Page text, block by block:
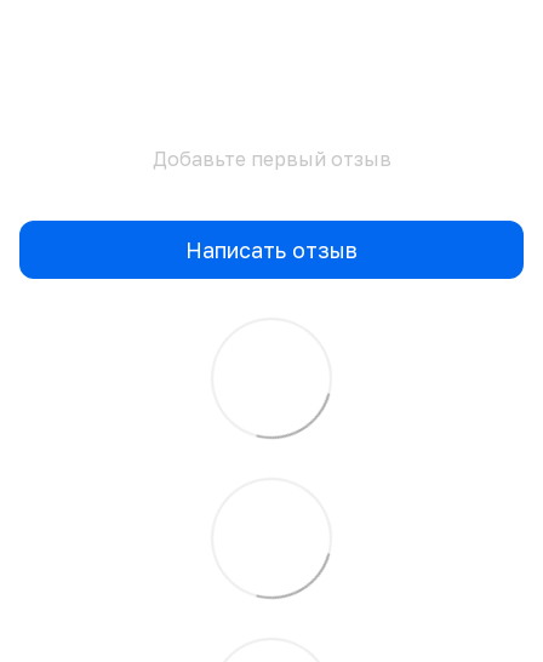
Добавьте первый отзыв
Написать отзыв